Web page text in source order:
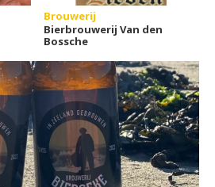
Brouwerij
Bierbrouwerij Van den
Bossche